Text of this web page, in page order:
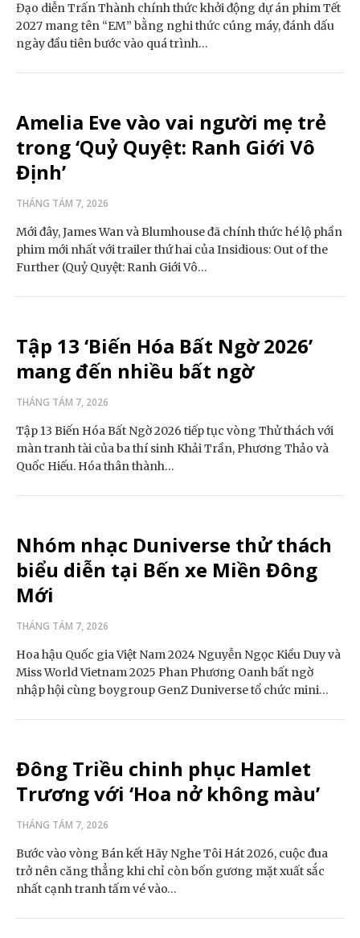
Đạo diễn Trấn Thành chính thức khởi động dự án phim Tết
2027 mang tên “EM” bằng nghi thức cúng máy, đánh dấu
ngày đầu tiên bước vào quá trình…
Amelia Eve vào vai người mẹ trẻ
trong ‘Quỷ Quyệt: Ranh Giới Vô
Định’
THÁNG TÁM 7, 2026
Mới đây, James Wan và Blumhouse đã chính thức hé lộ phần
phim mới nhất với trailer thứ hai của Insidious: Out of the
Further (Quỷ Quyệt: Ranh Giới Vô…
Tập 13 ‘Biến Hóa Bất Ngờ 2026’
mang đến nhiều bất ngờ
THÁNG TÁM 7, 2026
Tập 13 Biến Hóa Bất Ngờ 2026 tiếp tục vòng Thử thách với
màn tranh tài của ba thí sinh Khải Trần, Phương Thảo và
Quốc Hiếu. Hóa thân thành…
Nhóm nhạc Duniverse thử thách
biểu diễn tại Bến xe Miền Đông
Mới
THÁNG TÁM 7, 2026
Hoa hậu Quốc gia Việt Nam 2024 Nguyễn Ngọc Kiều Duy và
Miss World Vietnam 2025 Phan Phương Oanh bất ngờ
nhập hội cùng boygroup GenZ Duniverse tổ chức mini…
Đông Triều chinh phục Hamlet
Trương với ‘Hoa nở không màu’
THÁNG TÁM 7, 2026
Bước vào vòng Bán kết Hãy Nghe Tôi Hát 2026, cuộc đua
trở nên căng thẳng khi chỉ còn bốn gương mặt xuất sắc
nhất cạnh tranh tấm vé vào…